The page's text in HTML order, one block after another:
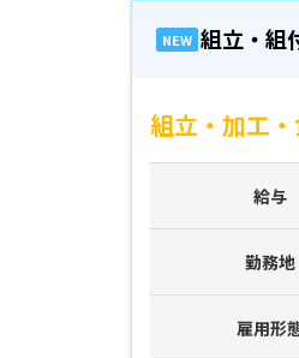
NEW 組立・組
組立・加工
給与
勤務地
雇用形